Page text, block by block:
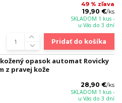
49 % zľava
19,90 €/ks
SKLADOM 1 kus -
u Vás do 3 dní
Pridať do košíka
opasok automat Rovicky
z pravej kože
28,90 €/ks
SKLADOM 1 kus -
u Vás do 3 dní